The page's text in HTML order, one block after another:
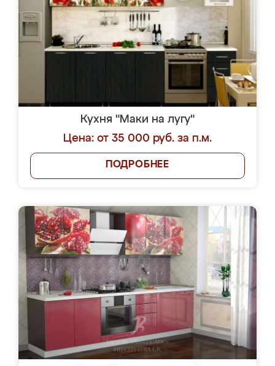
Кухня "Маки на лугу"
Цена: от 35 000 руб. за п.м.
ПОДРОБНЕЕ